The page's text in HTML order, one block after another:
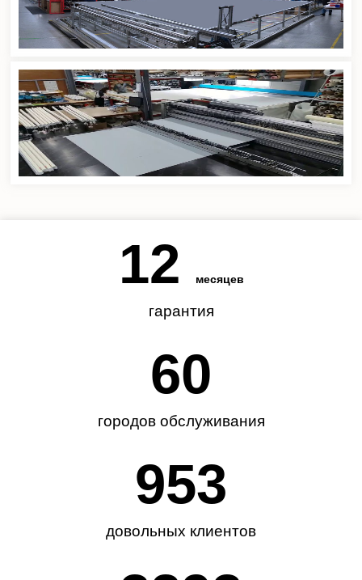
гарантия
12 месяцев
городов обслуживания
62
довольных клиентов
985